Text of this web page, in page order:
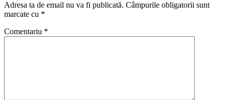
Adresa ta de email nu va fi publicată. Câmpurile obligatorii sunt
marcate cu *
Comentariu *